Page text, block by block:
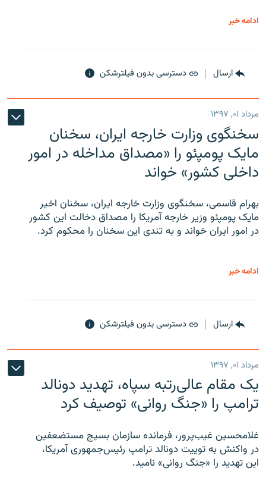
ادامه خبر
ارسال دسترسی بدون فیلترشکن
مرداد ۰۱, ۱۳۹۷
سخنگوی وزارت خارجه ایران، سخنان
مایک پومپئو را «مصداق مداخله در امور
داخلی کشور» خواند
بهرام قاسمی، سخنگوی وزارت خارجه ایران، سخنان اخیر
مایک پومپئو وزیر خارجه آمریکا را مصداق دخالت این کشور
در امور ایران خواند و به تندی این سخنان را محکوم کرد.
ادامه خبر
ارسال دسترسی بدون فیلترشکن
مرداد ۰۱, ۱۳۹۷
یک مقام عالی‌رتبه سپاه، تهدید دونالد
ترامپ را «جنگ روانی» توصیف کرد
غلامحسین غیب‌پرور، فرمانده سازمان بسیج مستضعفین
در واکنش به توییت دونالد ترامپ رئیس‌جمهوری آمریکا،
این تهدید را «جنگ روانی» نامید.